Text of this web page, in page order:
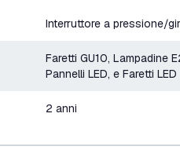
Interruttore a pressione/
Faretti GU10, Lampadine
Pannelli LED, e Faretti LED
2 anni